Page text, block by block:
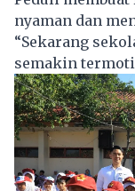
nyaman dan
“Sekarang
semakin